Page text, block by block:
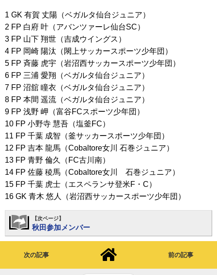
1 GK 有賀 丈陽（ベガルタ仙台ジュニア）
2 FP 白府 叶（アバンツァーレ仙台SC）
3 FP 山下 翔世（吉成ウイングス）
4 FP 岡崎 陽汰（閖上サッカースポーツ少年団）
5 FP 斉藤 虎宇（岩沼西サッカースポーツ少年団）
6 FP 三浦 愛翔（ベガルタ仙台ジュニア）
7 FP 沼舘 瞳衣（ベガルタ仙台ジュニア）
8 FP 本間 遥流（ベガルタ仙台ジュニア）
9 FP 浅野 岬（富谷FCスポーツ少年団）
10 FP 小野寺 慧吾（塩釜FC）
11 FP 千葉 成智（釜サッカースポーツ少年団）
12 FP 吉本 龍馬（Cobaltore女川 石巻ジュニア）
13 FP 青野 倫久（FC古川南）
14 FP 佐藤 稜馬（Cobaltore女川 石巻ジュニア）
15 FP 千葉 虎士（エスペランサ登米F・C）
16 GK 青木 悠人（岩沼西サッカースポーツ少年団）
【次ページ】
秋田参加メンバー
次の記事 前の記事